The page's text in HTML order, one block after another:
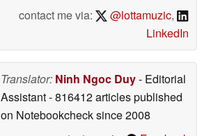
contact me via:
@lottamuzic,
LinkedIn
Translator: Ninh Ngoc Duy- Editorial
Assistant- 816412 articles published
on Notebookchecksince 2008